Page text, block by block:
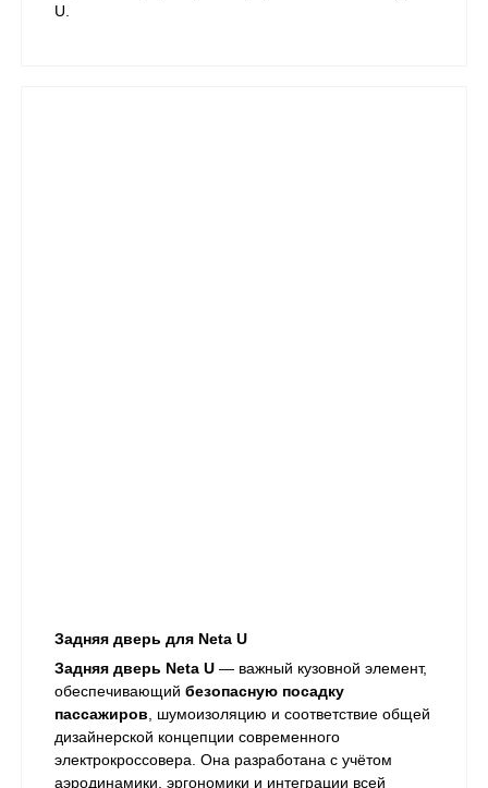
U.
Задняя дверь для Neta U
Задняя дверь Neta U — важный кузовной элемент,
обеспечивающий безопасную посадку
пассажиров, шумоизоляцию и соответствие общей
дизайнерской концепции современного
электрокроссовера. Она разработана с учётом
аэродинамики, эргономики и интеграции всей